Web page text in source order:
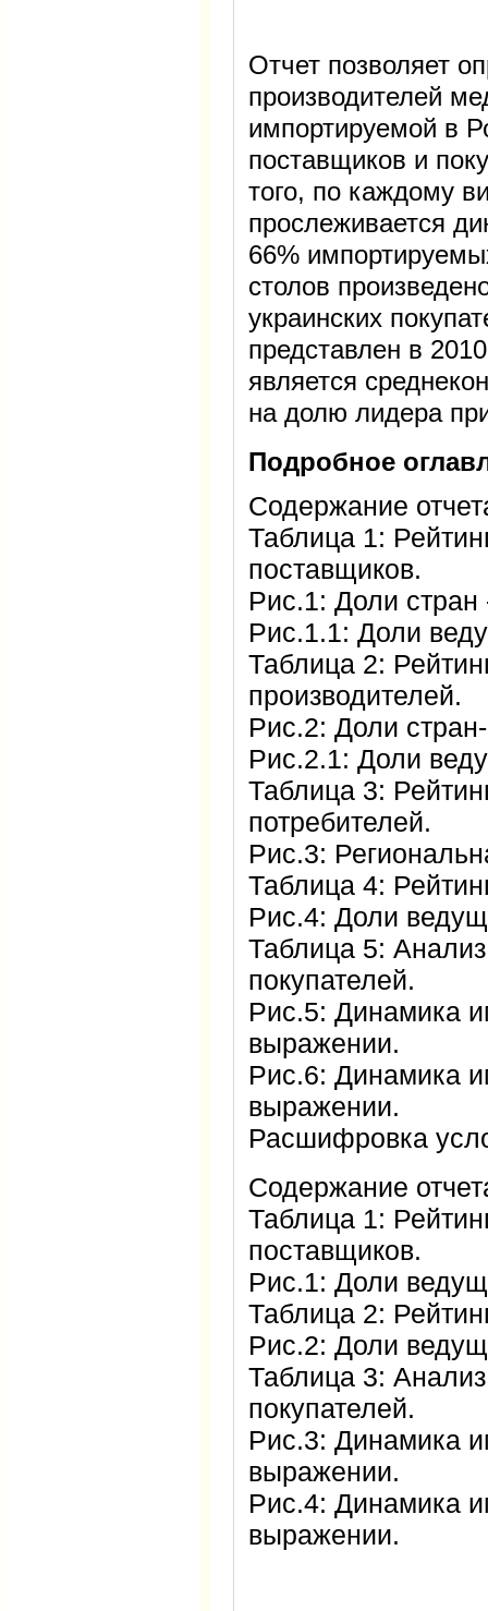
Отчет позволяет
производителей
импортируемой в
поставщиков и
того, по каждому
прослеживается
66%
столов
украинских
представлен в
является
на долю лидера
Подробное
Содержание
Таблица 1:
поставщиков.
Рис.1: Доли стран
Рис.1.1: Доли
Таблица 2:
производителей.
Рис.2: Доли
Рис.2.1: Доли
Таблица 3:
потребителей.
Рис.3:
Таблица 4:
Рис.4: Доли
Таблица 5:
покупателей.
Рис.5: Динамика
выражении.
Рис.6: Динамика
выражении.
Расшифровка
Содержание
Таблица 1:
поставщиков.
Рис.1: Доли
Таблица 2:
Рис.2: Доли
Таблица 3:
покупателей.
Рис.3: Динамика
выражении.
Рис.4: Динамика
выражении.